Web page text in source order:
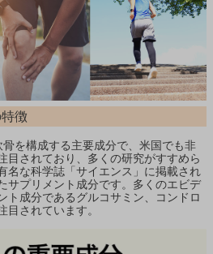
徴
を構成する主要成分で、米国でも非
目されており、多くの研究がすすめら
名な科学誌「サイエンス」に掲載され
サプリメント成分です。多くのエビデ
ト成分であるグルコサミン、コンドロ
目されています。